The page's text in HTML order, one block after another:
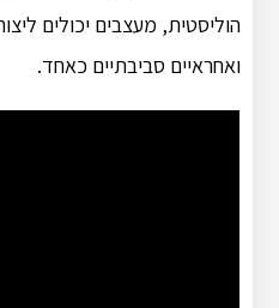
הוליסטית, מעצבים יכולים
ואחראיים סביבתיים כאחד.